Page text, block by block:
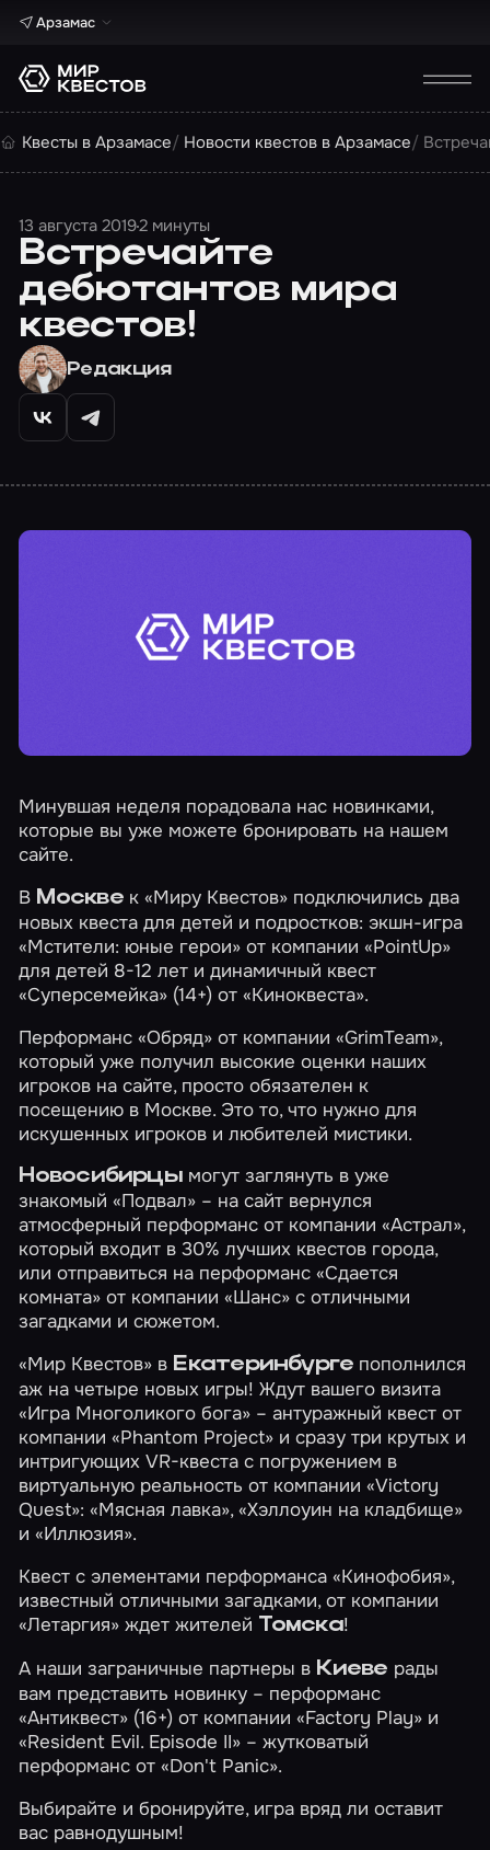
Арзамас
Квесты в Арзамасе Новости квестов в Арзамасе
13 августа 20192 минуты
Встречайте
дебютантов мира
квестов!
Редакция
Минувшая неделя порадовала нас новинками,
которые вы уже можете бронировать на нашем
сайте.
В Москвек «Миру Квестов» подключились два
новых квеста для детей и подростков: экшн-игра
«Мстители: юные герои» от компании «PointUp»
для детей 8-12 лет и динамичный квест
«Суперсемейка» (14+) от «Киноквеста».
Перформанс«Обряд» от компании «GrimTeam»,
который уже получил высокие оценки наших
игроков на сайте, просто обязателен к
посещению в Москве. Это то, что нужно для
искушенных игроков и любителей мистики.
Новосибирцымогут заглянуть в уже
знакомый«Подвал» – на сайт вернулся
атмосферный перформанс от компании «Астрал»,
который входит в 30% лучших квестов города,
или отправиться на перформанс«Сдается
комната» от компании «Шанс» с отличными
загадками и сюжетом.
«Мир Квестов» в Екатеринбурге пополнился
аж на четыре новых игры! Ждут вашего визита
«Игра Многоликого бога» – антуражный квест от
компании «Phantom Project» и сразу три крутых и
интригующих VR-квеста с погружением в
виртуальную реальность от компании «Victory
Quest»:«Мясная лавка»,«Хэллоуин на кладбище»
и«Иллюзия».
Квест с элементами перформанса«Кинофобия»,
известный отличными загадками, от компании
«Летаргия» ждет жителей Томска!
А наши заграничные партнеры в Киеве рады
вам представить новинку – перформанс
«Антиквест» (16+) от компании «Factory Play» и
«Resident Evil. Episode II» – жутковатый
перформанс от «Don't Panic».
Выбирайте и бронируйте, игра вряд ли оставит
вас равнодушным!